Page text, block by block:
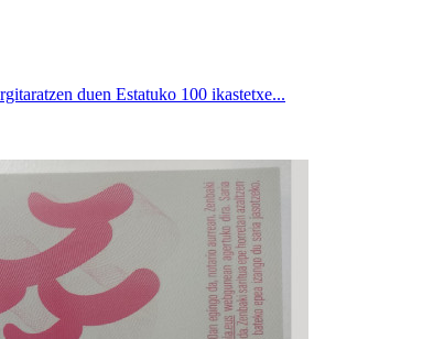
duen Estatuko 100 ikastetxe...